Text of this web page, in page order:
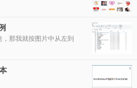
那我就按图片中从左到